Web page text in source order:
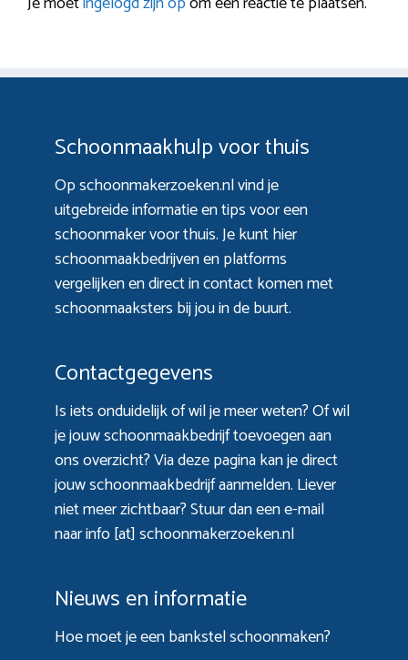
Schoonmaakhulp voor thuis
Op schoonmakerzoeken.nl vind je
uitgebreide informatie en tips voor een
schoonmaker voor thuis. Je kunt hier
schoonmaakbedrijven en platforms
vergelijken en direct in contact komen met
schoonmaaksters bij jou in de buurt.
Contactgegevens
Is iets onduidelijk of wil je meer weten? Of wil
je jouw schoonmaakbedrijf toevoegen aan
ons overzicht? Viadeze paginakan je direct
jouw schoonmaakbedrijf aanmelden. Liever
niet meer zichtbaar? Stuur dan een e-mail
naar info [at] schoonmakerzoeken.nl
Nieuws en informatie
Hoe moet je een bankstel schoonmaken?